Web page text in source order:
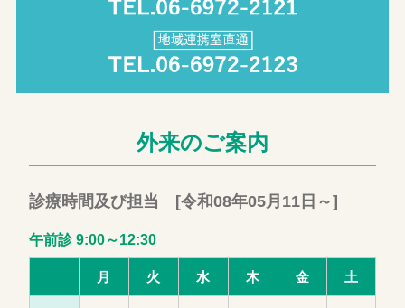
外来のご案内
診療時間及び担当 [令和08年05月11日～]
午前診 9:00～12:30
月 火 水 木 金 土